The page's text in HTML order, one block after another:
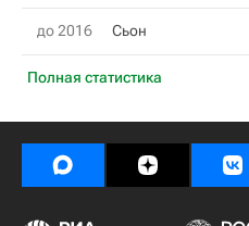
Полная статистика
до 2016 Сьон